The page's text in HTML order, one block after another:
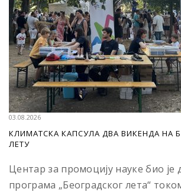
03.08.2026
КЛИМАТСКА КАПСУЛА ДВА ВИКЕНДА НА
ЛЕТУ
Центар за промоцију науке био је
програма „Београдског лета“